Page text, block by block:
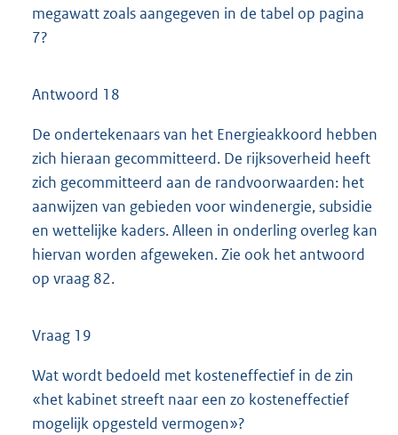
megawatt zoals aangegeven in de tabel op pagina
7?
Antwoord 18
De ondertekenaars van het Energieakkoord hebben
zich hieraan gecommitteerd. De rijksoverheid heeft
zich gecommitteerd aan de randvoorwaarden: het
aanwijzen van gebieden voor windenergie, subsidie
en wettelijke kaders. Alleen in onderling overleg kan
hiervan worden afgeweken. Zie ook het antwoord
op vraag 82.
Vraag 19
Wat wordt bedoeld met kosteneffectief in de zin
«het kabinet streeft naar een zo kosteneffectief
mogelijk opgesteld vermogen»?